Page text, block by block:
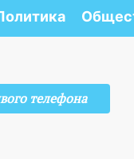
телефона